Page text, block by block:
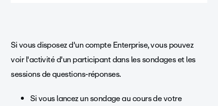
Si vous disposez d'un compte Enterprise, vous pouvez
voir l'activité d'un participant dans les sondages et les
sessions de questions-réponses.
Si vous lancez un sondage au cours de votre